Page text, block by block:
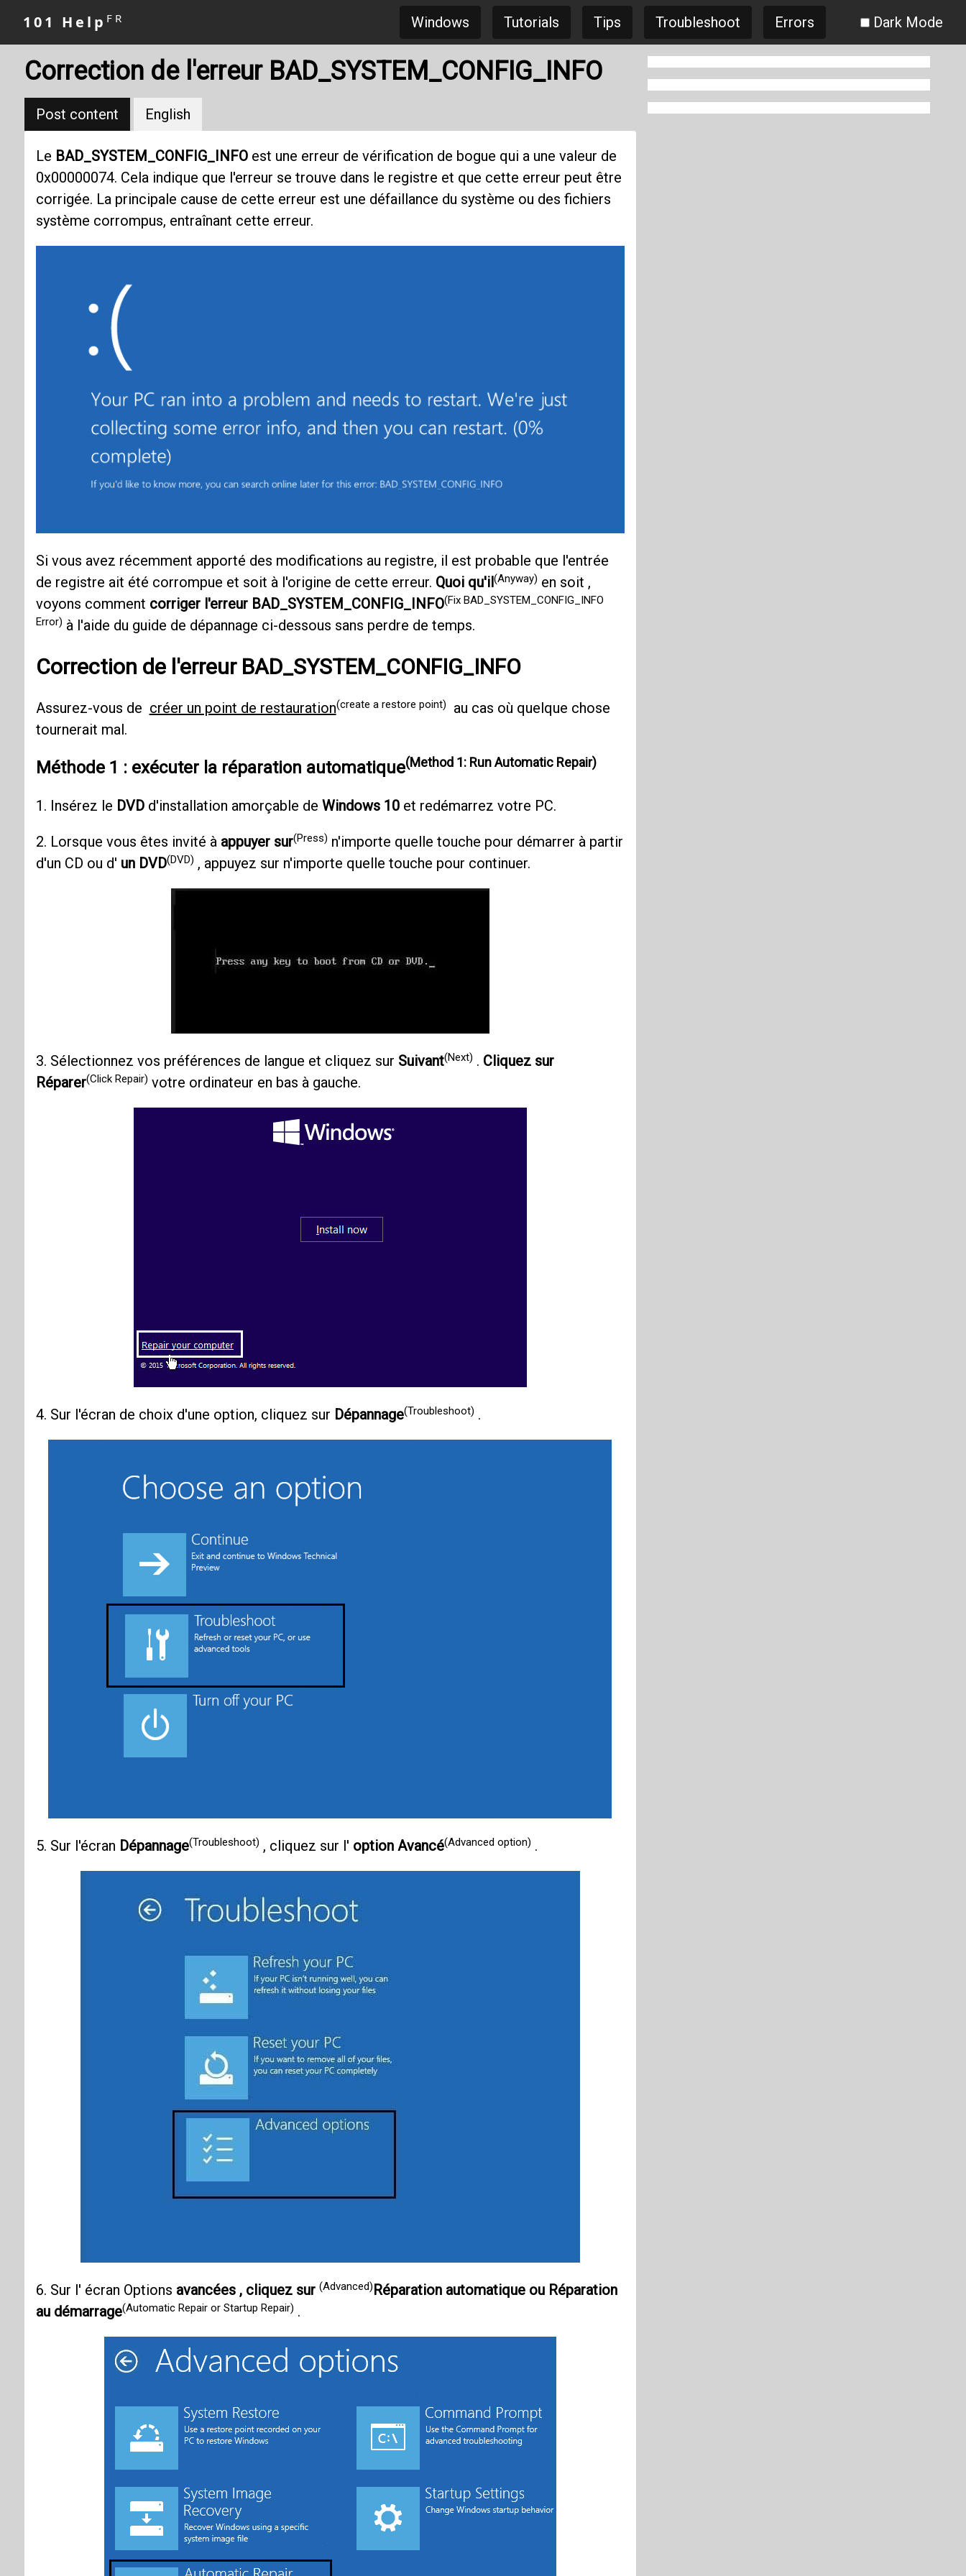
101 Help FR Windows Tutorials Tips Troubleshoot Errors Dark Mode
Correction de l'erreur BAD_SYSTEM_CONFIG_INFO
Post content English
Le BAD_SYSTEM_CONFIG_INFOest une erreur de vérification de bogue qui a une valeur de
0x00000074. Cela indique que l'erreur se trouve dans le registre et que cette erreur peut être
corrigée. La principale cause de cette erreur est une défaillance du système ou des fichiers
système corrompus, entraînant cette erreur.
Si vous avez récemment apporté des modifications au registre, il est probable que l'entrée
de registre ait été corrompue et soit à l'origine de cette erreur. Quoi qu'il(Anyway) en soit ,
voyons comment corriger l'erreur BAD_SYSTEM_CONFIG_INFO(Fix BAD_SYSTEM_CONFIG_INFO
Error) à l'aide du guide de dépannage ci-dessous sans perdre de temps.
Correction de l'erreur BAD_SYSTEM_CONFIG_INFO
Assurez-vous de créer un point de restauration(create a restore point)
au cas où quelque chose
tournerait mal.
Méthode 1 : exécuter la réparation automatique(Method 1: Run Automatic Repair)
1. Insérez le DVDd'installation amorçable de Windows 10et redémarrez votre PC.
2. Lorsque vous êtes invité à appuyer sur(Press) n'importe quelle touche pour démarrer à partir
d'un CD ou d' un DVD(DVD) , appuyez sur n'importe quelle touche pour continuer.
3. Sélectionnez vos préférences de langue et cliquez sur Suivant(Next) . Cliquez sur
Réparer(Click Repair) votre ordinateur en bas à gauche.
4. Sur l'écran de choix d'une option, cliquez sur Dépannage(Troubleshoot) .
5. Sur l'écran Dépannage(Troubleshoot) , cliquez sur l' option Avancé(Advanced option) .
6. Sur l' écran Options avancées , cliquez sur (Advanced)Réparation automatique ou Réparation
au démarrage(Automatic Repair or Startup Repair) .